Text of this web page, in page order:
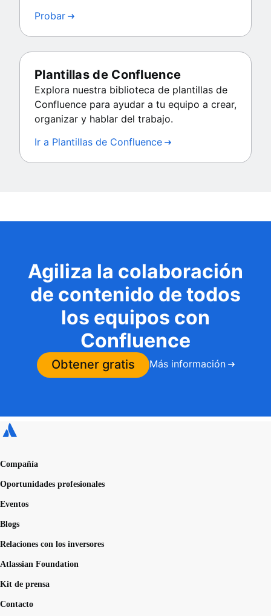
Probar
Plantillas de Confluence
Explora nuestra biblioteca de plantillas de
Confluence para ayudar a tu equipo a crear,
organizar y hablar del trabajo.
Ir a Plantillas de Confluence
Agiliza la colaboración
de contenido de todos
los equipos con
Confluence
Obtener gratis Más información
Compañía
Oportunidades profesionales
Eventos
Blogs
Relaciones con los inversores
Atlassian Foundation
Kit de prensa
Contacto